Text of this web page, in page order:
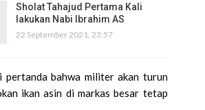
Sholat Tahajud Pertama Kali
lakukan Nabi Ibrahim AS
22 September 2021, 23:57
pertanda bahwa militer akan turun
ikan asin di markas besar tetap